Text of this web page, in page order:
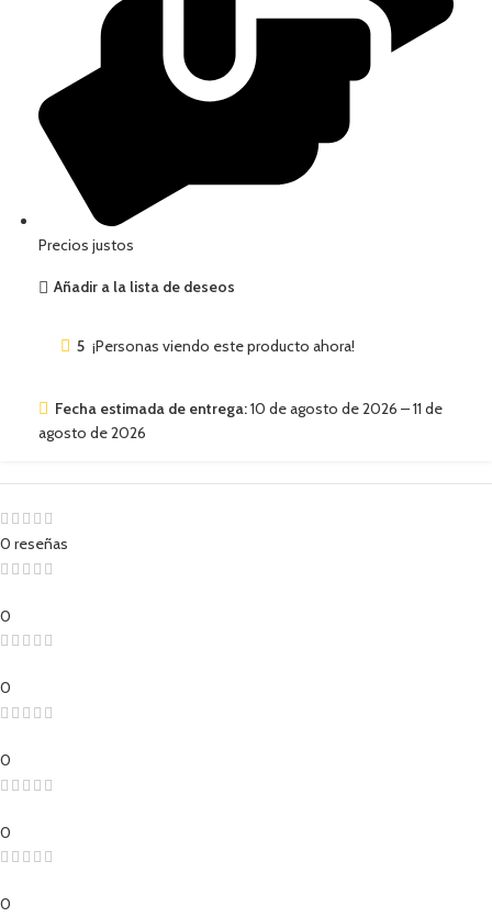
Precios justos
Añadir a la lista de deseos
5 ¡Personas viendo este producto ahora!
Fecha estimada de entrega:10 de agosto de 2026 – 11 de
agosto de 2026
0 reseñas
0
0
0
0
0